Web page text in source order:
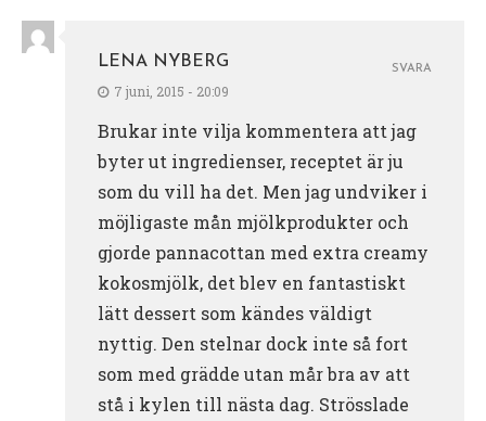
LENA NYBERG
7 juni, 2015 - 20:09
Brukar inte vilja kommentera att jag
byter ut ingredienser, receptet är ju
som du vill ha det. Men jag undviker i
möjligaste mån mjölkprodukter och
gjorde pannacottan med extra creamy
kokosmjölk, det blev en fantastiskt
lätt dessert som kändes väldigt
nyttig. Den stelnar dock inte så fort
som med grädde utan mår bra av att
stå i kylen till nästa dag. Strösslade
SVARA